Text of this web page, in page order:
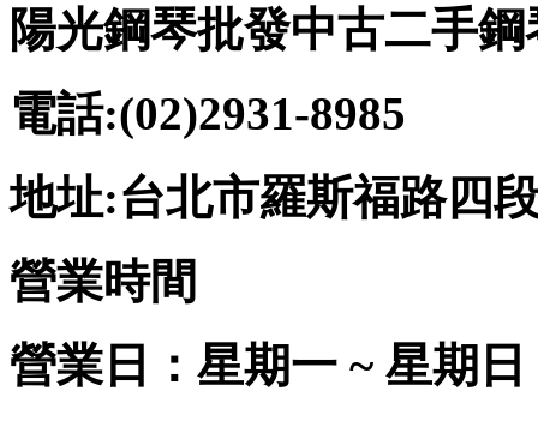
陽光鋼琴批發中古二手鋼
電話:(02)2931-8985
地址:台北市羅斯福路四
營業時間
營業日：星期一 ~ 星期日